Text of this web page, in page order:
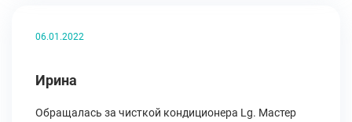
06.01.2022
Ирина
Обращалась за чисткой кондиционера Lg. Мастер